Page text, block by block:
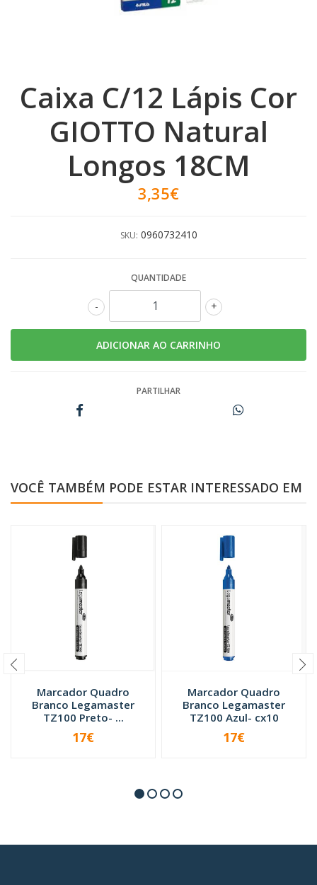
Caixa C/12 Lápis Cor
GIOTTO Natural
Longos 18CM
3,35€
SKU: 0960732410
QUANTIDADE
+
-
PARTILHAR
VOCÊ TAMBÉM PODE ESTAR INTERESSADO EM
Marcador Quadro
Branco Legamaster
TZ100 Preto- ...
+
17€
Marcador Quadro
Branco Legamaster
TZ100 Azul- cx10
+
17€